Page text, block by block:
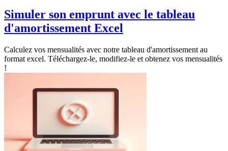
Simuler son emprunt avec le tableau
d'amortissement Excel
Calculez vos mensualités avec notre tableau d'amortissement au
format excel. Téléchargez-le, modifiez-le et obtenez vos mensualités
!